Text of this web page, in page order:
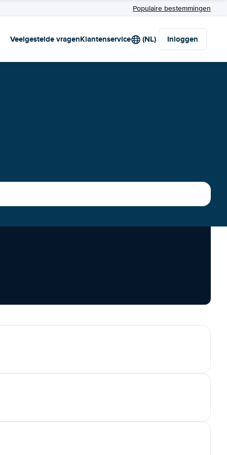
Populaire bestemmingen
Veelgestelde vragenKlantenservice (NL) Inloggen